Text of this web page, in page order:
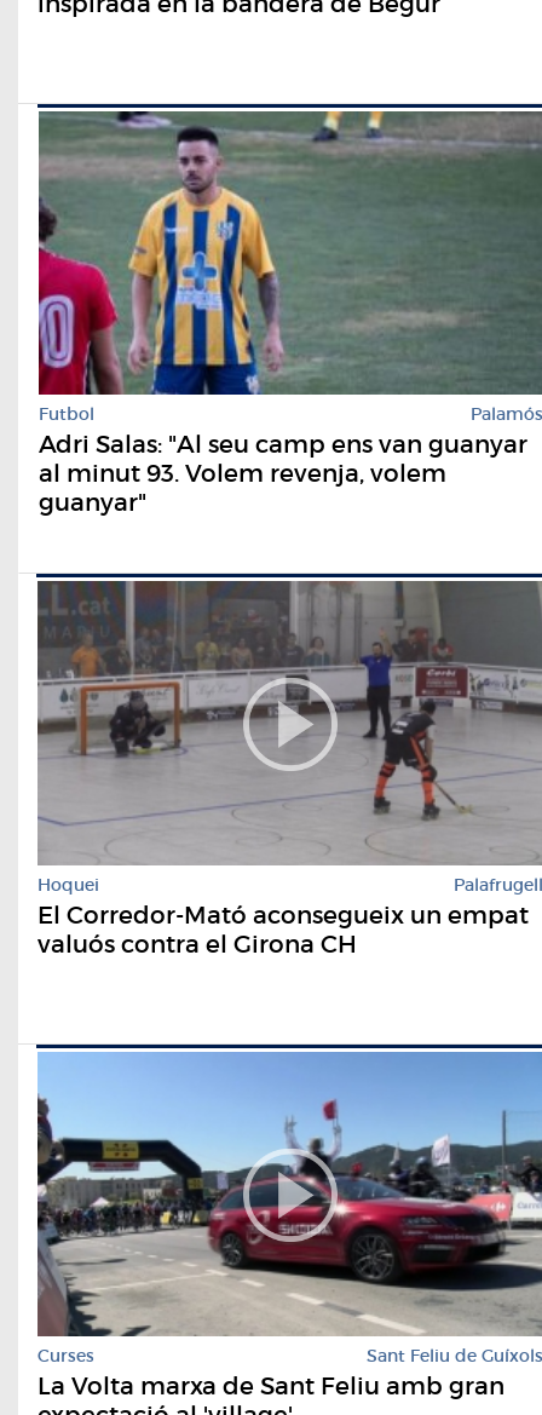
Futbol Palamós
Adri Salas: "Al seu camp ens van guanyar
al minut 93. Volem revenja, volem
guanyar"
Hoquei Palafrugell
El Corredor-Mató aconsegueix un empat
valuós contra el Girona CH
Curses Sant Feliu de Guíxols
La Volta marxa de Sant Feliu amb gran